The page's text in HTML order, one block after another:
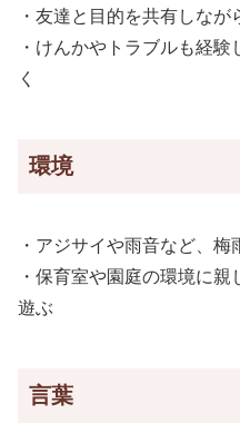
・友達と目的を共有しなが
・けんかやトラブルも経
く
環境
・アジサイや雨音など、
・保育室や園庭の環境に
遊ぶ
言葉